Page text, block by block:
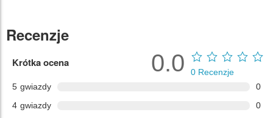
Recenzje
Krótka ocena
5 gwiazdy
0
4 gwiazdy
0
0.0 0 Recenzje